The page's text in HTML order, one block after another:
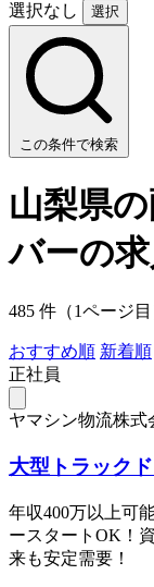
選択なし
選択
この条件で検索
山梨県
バーの
485 件（1ページ目
おすすめ順 新着順
正社員
ヤマシン物流株
大型トラック
年収400万以上可
ースタートOK！
来も安定需要！